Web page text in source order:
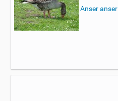
Anser anser